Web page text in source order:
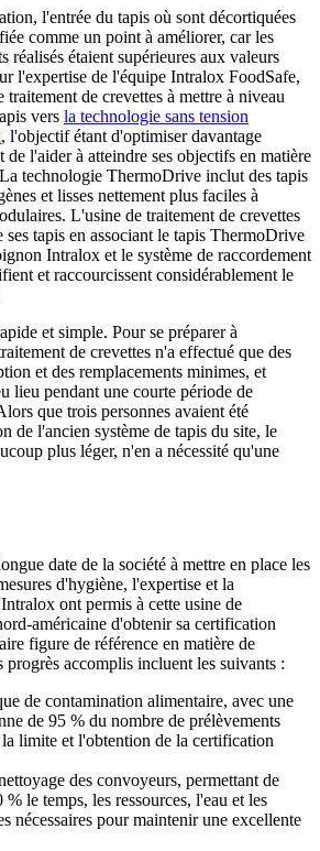
l'entrée du tapis où sont décortiquées
comme un point à améliorer, car les
réalisés étaient supérieures aux valeurs
l'expertise de l'équipe Intralox FoodSafe,
de crevettes à mettre à niveau
vers la technologie sans tension
, l'objectif étant d'optimiser davantage
l'aider à atteindre ses objectifs en matière
technologie ThermoDrive inclut des tapis
et lisses nettement plus faciles à
L'usine de traitement de crevettes
tapis en associant le tapis ThermoDrive
Intralox et le système de raccordement
et raccourcissent considérablement le
et simple. Pour se préparer à
de crevettes n'a effectué que des
et des remplacements minimes, et
lieu pendant une courte période de
que trois personnes avaient été
de l'ancien système de tapis du site, le
plus léger, n'en a nécessité qu'une
date de la société à mettre en place les
d'hygiène, l'expertise et la
ont permis à cette usine de
américaine d'obtenir sa certification
figure de référence en matière de
progrès accomplis incluent les suivants :
de contamination alimentaire, avec une
de 95 % du nombre de prélèvements
la limite et l'obtention de la certification
des convoyeurs, permettant de
le temps, les ressources, l'eau et les
nécessaires pour maintenir une excellente